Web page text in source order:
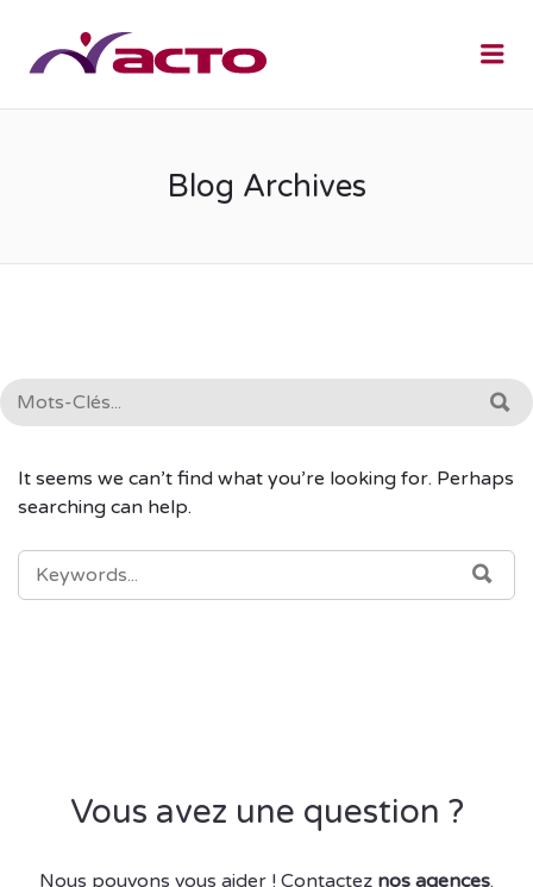
Blog Archives
RECHERCHE:
It seems we can’t find what you’re looking for. Perhaps
searching can help.
SEARCH
FOR:
Vous avez une question ?
Nous pouvons vous aider ! Contactez nos agences.